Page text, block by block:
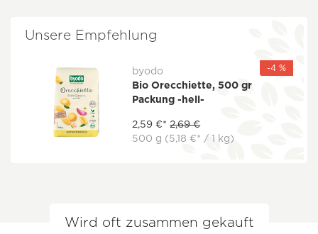
Unsere Empfehlung
-4 %
byodo
Bio Orecchiette, 500 gr
Packung -hell-
2,59 €* 2,69 €
500 g (5,18 €* / 1 kg)
Wird oft zusammen gekauft